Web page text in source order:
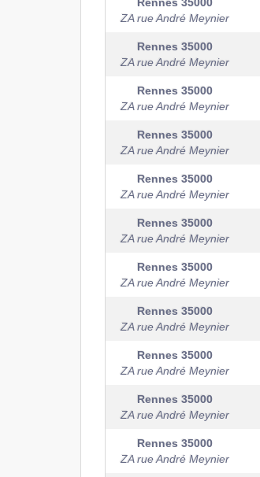
ZA rue André Meynier
Rennes 35000
ZA rue André Meynier
Rennes 35000
ZA rue André Meynier
Rennes 35000
ZA rue André Meynier
Rennes 35000
ZA rue André Meynier
Rennes 35000
ZA rue André Meynier
Rennes 35000
ZA rue André Meynier
Rennes 35000
ZA rue André Meynier
Rennes 35000
ZA rue André Meynier
Rennes 35000
ZA rue André Meynier
Rennes 35000
ZA rue André Meynier